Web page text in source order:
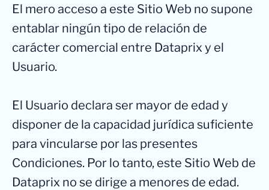
El mero acceso a este Sitio Web no supone
entablar ningún tipo de relación de
carácter comercial entre Dataprix y el
Usuario.
El Usuario declara ser mayor de edad y
disponer de la capacidad jurídica suficiente
para vincularse por las presentes
Condiciones. Por lo tanto, este Sitio Web de
Dataprix no se dirige a menores de edad.